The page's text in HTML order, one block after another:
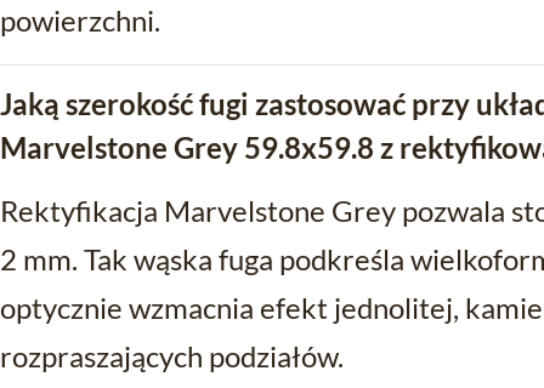
powierzchni.
Jaką szerokość fugi zastosować przy
Marvelstone Grey 59.8x59.8 z
Rektyfikacja Marvelstone Grey pozwala
2 mm. Tak wąska fuga podkreśla
optycznie wzmacnia efekt jednolitej,
rozpraszających podziałów.